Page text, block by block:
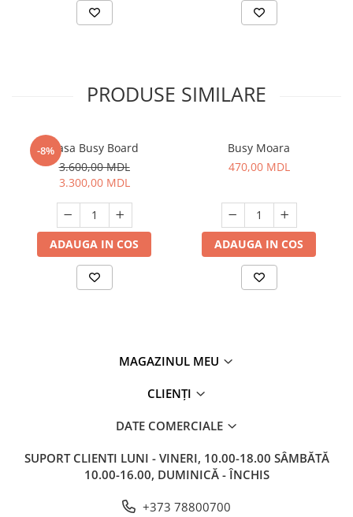
PRODUSE SIMILARE
-8%Casa Busy Board
3.600,00 MDL
3.300,00 MDL
ADAUGA IN COS
Busy Moara
470,00 MDL
ADAUGA IN COS
MAGAZINUL MEU
CLIENȚI
DATE COMERCIALE
SUPORT CLIENTI LUNI - VINERI, 10.00-18.00 SÂMBĂTĂ
10.00-16.00, DUMINICĂ - ÎNCHIS
+373 78800700